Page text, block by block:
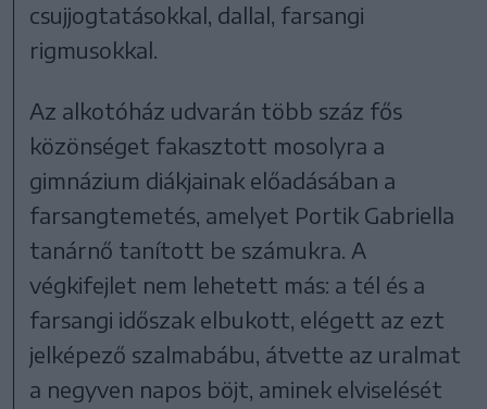
csujjogtatásokkal, dallal, farsangi
rigmusokkal.
Az alkotóház udvarán több száz fős
közönséget fakasztott mosolyra a
gimnázium diákjainak előadásában a
farsangtemetés, amelyet Portik Gabriella
tanárnő tanított be számukra. A
végkifejlet nem lehetett más: a tél és a
farsangi időszak elbukott, elégett az ezt
jelképező szalmabábu, átvette az uralmat
a negyven napos böjt, aminek elviselését